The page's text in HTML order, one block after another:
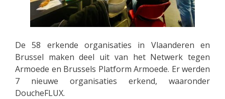
De 58 erkende organisaties in Vlaanderen en
Brussel maken deel uit van het Netwerk tegen
Armoede en Brussels Platform Armoede. Er werden
7 nieuwe organisaties erkend, waaronder
DoucheFLUX.